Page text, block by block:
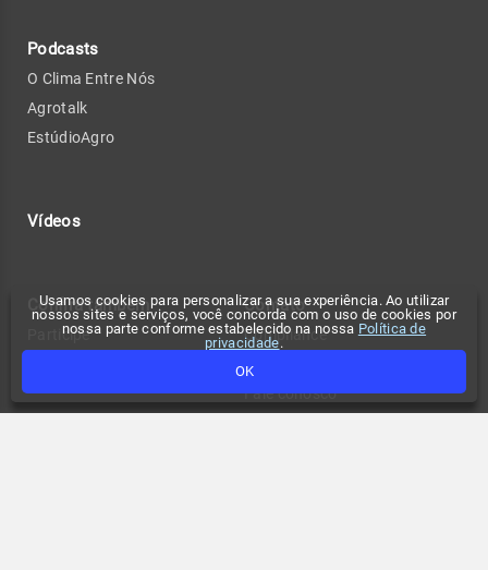
Usamos cookies para personalizar a sua experiência. Ao utilizar
nossos sites e serviços, você concorda com o uso de cookies por
nossa parte conforme estabelecido na nossa Política de
privacidade.
OK
Podcasts
O Clima Entre Nós
Agrotalk
EstúdioAgro
Vídeos
Confira também
Participe
Contato
Compliance
Anuncie
Fale conosco